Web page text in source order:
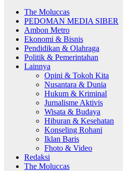
The Moluccas
PEDOMAN MEDIA SIBER
Ambon Metro
Ekonomi & Bisnis
Pendidikan & Olahraga
Politik & Pemerintahan
Lainnya
Opini & Tokoh Kita
Nusantara & Dunia
Hukum & Kriminal
Jurnalisme Aktivis
Wisata & Budaya
Hiburan & Kesehatan
Konseling Rohani
Iklan Baris
Fhoto & Video
Redaksi
The Moluccas